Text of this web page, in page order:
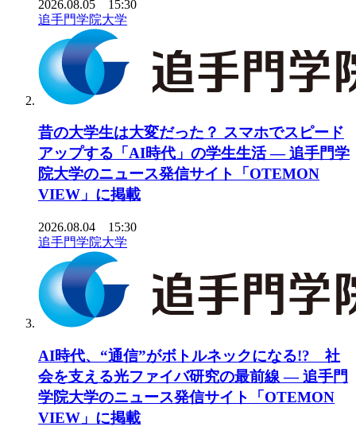
2026.08.05 15:30
追手門学院大学
昔の大学生は大変だった？ スマホでスピード
アップする「AI時代」の学生生活 ― 追手門学
院大学のニュース発信サイト「OTEMON
VIEW」に掲載
2026.08.04 15:30
追手門学院大学
AI時代、“通信”がボトルネックになる!? 社
会を支える光ファイバ研究の最前線 ― 追手門
学院大学のニュース発信サイト「OTEMON
VIEW」に掲載